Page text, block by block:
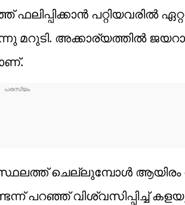
പറ്റിയവരില്‍
അക്കാര്യത്തില്‍
ചെല്ലുമ്പോള്‍ ആയിരം
പറഞ്ഞ് വിശ്വസിപ്പിച്ച്